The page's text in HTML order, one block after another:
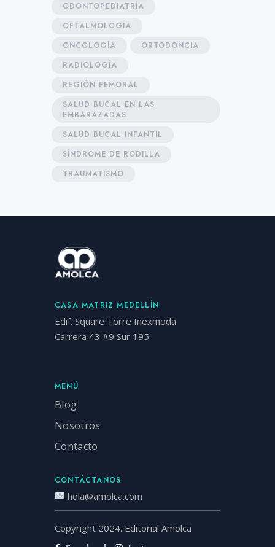
ODONTOPEDIATRÍA
OFTALMOLOGÍA
ONCOLOGÍA
ORTODONCIA
RADIOLOGÍA
REGIÓN FEMORAL
SALUD BUCAL EN LAS
EMBARAZADAS
SALUD BUCAL INFANTIL
SÍNDROME DE RODILLA
TRAUMATISMO
CASA MATRIZ MEDELLÍN
Edif. Square Torre Inexmoda
Carrera 43 #9 Sur 195.
MENÚ
Blog
Nosotros
Contacto
CONTÁCTANOS
hola@amolca.com
Copyright 2024. Editorial Amolca